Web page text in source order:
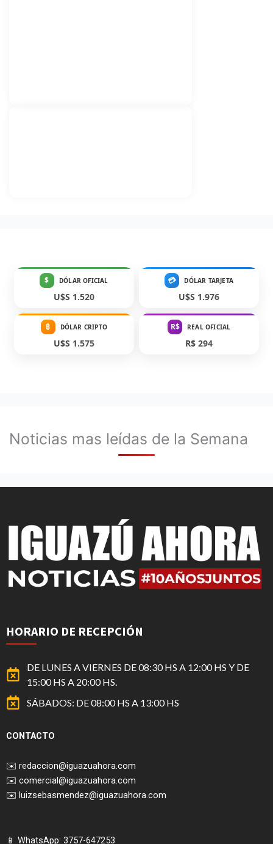
$ DÓLAR OFICIAL
U$S 1.520
💳 DÓLAR TARJETA
U$S 1.976
₿ DÓLAR CRIPTO
U$S 1.575
R$ REAL OFICIAL
R$ 294
Noticias mas leídas de la Semana
HORARIO DE RECEPCIÓN
DE LUNES A VIERNES DE 08:30 HS A 12:00 HS Y DE
15:00 HS A 20:00 HS.
SÁBADOS: DE 08:00 HS A 13:00 HS
CONTACTO
✉️ redaccion@iguazuahora.com
✉️ comercial@iguazuahora.com
✉️ luizsebasmendez@iguazuahora.com
📱 WhatsApp: 3757-647253